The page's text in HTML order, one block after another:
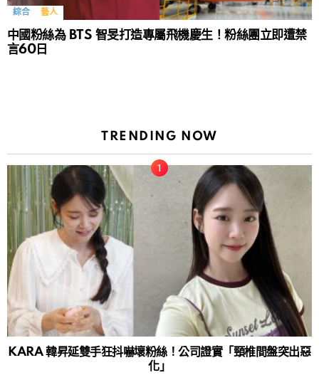
綜合 藝人
中國粉絲為 BTS 智旻打造專屬飛機慶生！粉絲團立即遭禁
言60日
TRENDING NOW
KARA 韓昇延雙手狂抖嚇壞粉絲！公司證實「頸椎間盤突出惡
化」